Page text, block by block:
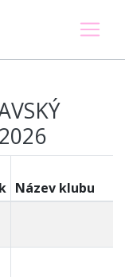
Název klubu